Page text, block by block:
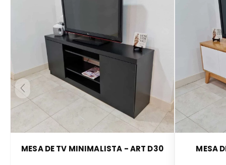
MESA DE TV MINIMALISTA - ART D30 MESA